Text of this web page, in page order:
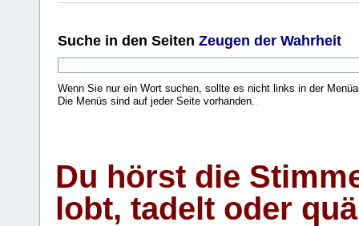
Suche in den Seiten Zeugen der Wahrheit
Wenn Sie nur ein Wort suchen, sollte es nicht links in der
Die Menüs sind auf jeder Seite vorhanden..
Du hörst die
lobt, tadelt oder